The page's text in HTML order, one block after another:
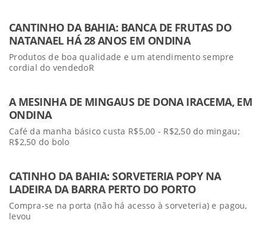
CANTINHO DA BAHIA: BANCA DE FRUTAS DO
NATANAEL HÁ 28 ANOS EM ONDINA
Produtos de boa qualidade e um atendimento sempre
cordial do vendedoR
A MESINHA DE MINGAUS DE DONA IRACEMA, EM
ONDINA
Café da manha básico custa R$5,00 - R$2,50 do mingau;
R$2,50 do bolo
CATINHO DA BAHIA: SORVETERIA POPY NA
LADEIRA DA BARRA PERTO DO PORTO
Compra-se na porta (não há acesso à sorveteria) e pagou,
levou